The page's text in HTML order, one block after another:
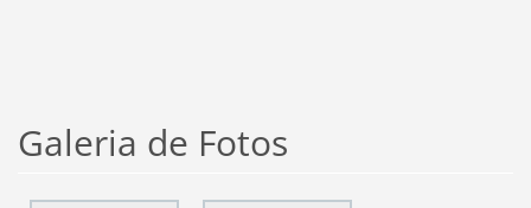
Galeria de Fotos